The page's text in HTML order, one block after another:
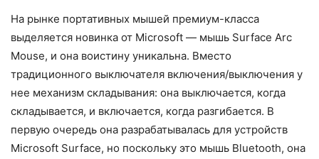
На рынке портативных мышей премиум-класса
выделяется новинка от Microsoft — мышь Surface Arc
Mouse, и она воистину уникальна. Вместо
традиционного выключателя включения/выключения у
нее механизм складывания: она выключается, когда
складывается, и включается, когда разгибается. В
первую очередь она разрабатывалась для устройств
Microsoft Surface, но поскольку это мышь Bluetooth, она